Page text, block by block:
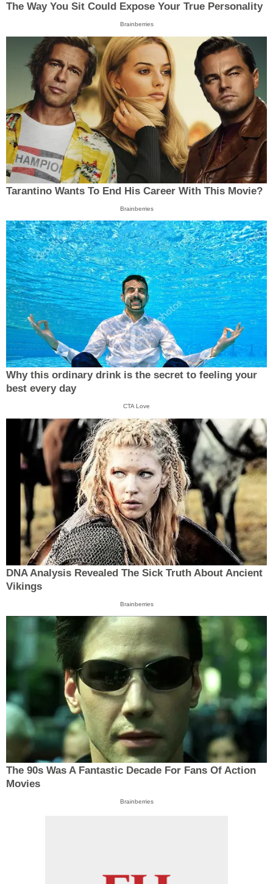
The Way You Sit Could Expose Your True Personality
Brainberries
Tarantino Wants To End His Career With This Movie?
Brainberries
Why this ordinary drink is the secret to feeling your
best every day
CTA Love
DNA Analysis Revealed The Sick Truth About Ancient
Vikings
Brainberries
The 90s Was A Fantastic Decade For Fans Of Action
Movies
Brainberries